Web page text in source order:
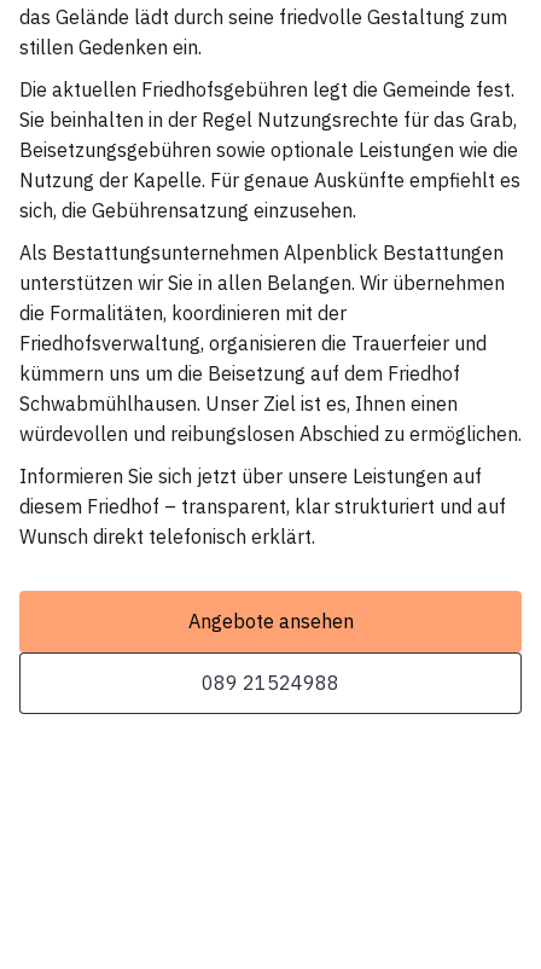
das Gelände lädt durch seine friedvolle Gestaltung zum
stillen Gedenken ein.
Die aktuellen Friedhofsgebühren legt die Gemeinde fest.
Sie beinhalten in der Regel Nutzungsrechte für das Grab,
Beisetzungsgebühren sowie optionale Leistungen wie die
Nutzung der Kapelle. Für genaue Auskünfte empfiehlt es
sich, die Gebührensatzung einzusehen.
Als Bestattungsunternehmen Alpenblick Bestattungen
unterstützen wir Sie in allen Belangen. Wir übernehmen
die Formalitäten, koordinieren mit der
Friedhofsverwaltung, organisieren die Trauerfeier und
kümmern uns um die Beisetzung auf dem Friedhof
Schwabmühlhausen. Unser Ziel ist es, Ihnen einen
würdevollen und reibungslosen Abschied zu ermöglichen.
Informieren Sie sich jetzt über unsere Leistungen auf
diesem Friedhof – transparent, klar strukturiert und auf
Wunsch direkt telefonisch erklärt.
Angebote ansehen
089 21524988